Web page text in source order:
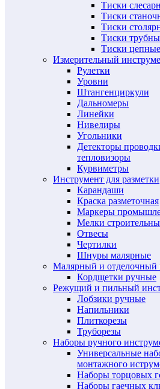
Тиски
Тиски
Тиски
Тиски
Тиски цепные
Измерительный
Рулетки
Уровни
Штангенциркули
Дальномеры
Линейки
Нивелиры
Угольники
Детекторы
тепловизоры
Курвиметры
Инструмент для разметки
Карандаши
Краска разметочная
Маркеры
Мелки
Отвесы
Чертилки
Шнуры малярные
Малярный и отделочный
Кордщетки ручные
Режущий и пильный
Лобзики ручные
Напильники
Плиткорезы
Труборезы
Наборы ручного
Универсальные
монтажного
Наборы торцовых
Наборы гаечных